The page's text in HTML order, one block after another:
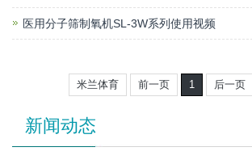
医用分子筛制氧机SL-3W系列使用视频
米兰体育 前一页 1 后一页
新闻动态